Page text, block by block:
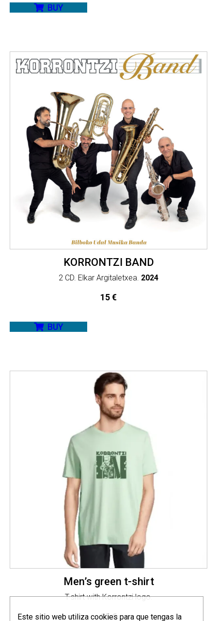
BUY
KORRONTZI BAND
2 CD. Elkar Argitaletxea. 2024
15€
BUY
Men’s green t-shirt
T-shirt with Korrontzi logo.
15€
Este sitio web utiliza cookies para que tengas la